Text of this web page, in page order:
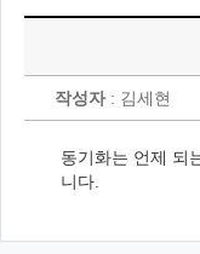
작성자: 김세현
동기화는 언제 되
니다.